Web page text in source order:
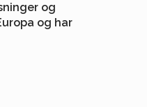
og
og har